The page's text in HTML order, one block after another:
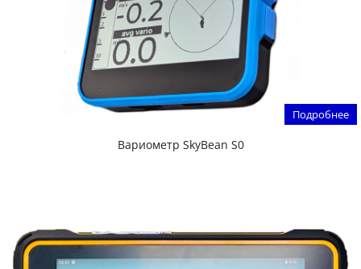
Подробнее
Вариометр SkyBean S0